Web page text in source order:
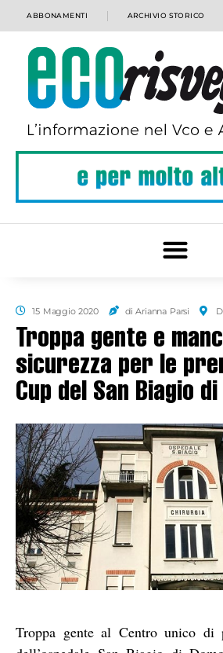
ABBONAMENTI ARCHIVIO STORICO
15 Maggio 2020 di Arianna Parsi
Troppa gente e
sicurezza per le
Cup del San Biagio di
Troppa gente al Centro unico di